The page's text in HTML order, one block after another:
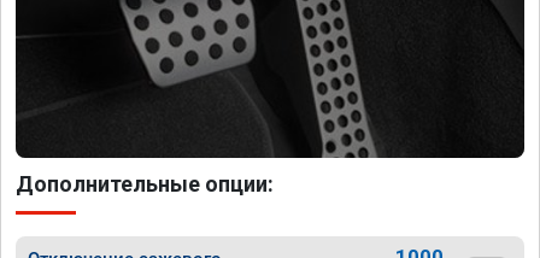
Дополнительные опции: